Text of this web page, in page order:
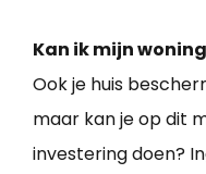
Kan ik mijn
Ook je huis
maar kan je op dit
investering doen?